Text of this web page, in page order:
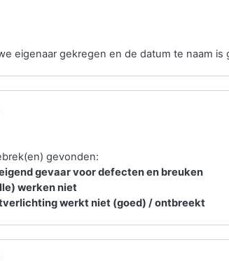
eigenaar gekregen en de datum te naam is
gevonden:
gevaar voor defecten en breuken
werken niet
werkt niet (goed) / ontbreekt